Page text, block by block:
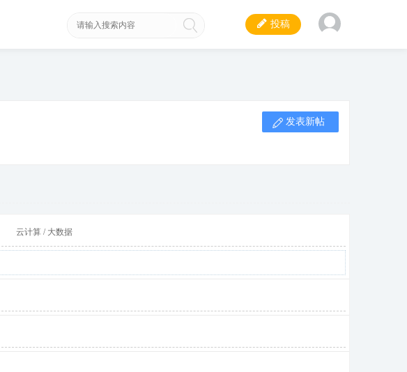
投稿
发表新帖
云计算 / 大数据